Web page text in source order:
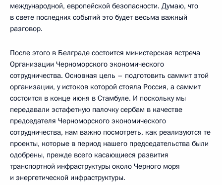
международной, европейской безопасности. Думаю, что
в свете последних событий это будет весьма важный
разговор.
После этого в Белграде состоится министерская встреча
Организации Черноморского экономического
сотрудничества. Основная цель – подготовить саммит этой
организации, у истоков которой стояла Россия, а саммит
состоится в конце июня в Стамбуле. И поскольку мы
передавали эстафетную палочку сербам в качестве
председателя Черноморского экономического
сотрудничества, нам важно посмотреть, как реализуются те
проекты, которые в период нашего председательства были
одобрены, прежде всего касающиеся развития
транспортной инфраструктуры около Черного моря
и энергетической инфраструктуры.